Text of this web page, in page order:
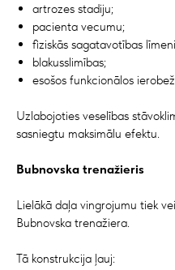
artrozes stadiju;
pacienta vecumu;
fiziskās sagatavotības
blakusslimības;
esošos funkcionālos
Uzlabojoties veselības
sasniegtu maksimālu efektu.
Bubnovska trenažieris
Lielākā daļa vingrojumu tiek
Bubnovska trenažiera.
Tā konstrukcija ļauj: